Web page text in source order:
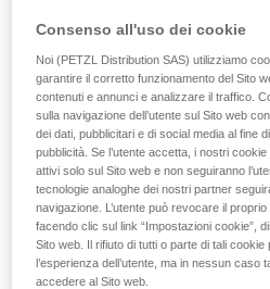
Diffonde una luce di prossimità
Consenso all'uso dei cookie
Noi (PETZL Distribution SAS) utilizziamo
garantire il corretto funzionamento del Sito
contenuti e annunci e analizzare il traffico.
sulla navigazione dell’utente sul Sito web
dei dati, pubblicitari e di social media al fine
pubblicità. Se l’utente accetta, i nostri
attivi solo sul Sito web e non seguiranno
tecnologie analoghe dei nostri partner
navigazione. L’utente può revocare il
facendo clic sul link “Impostazioni cookie”,
Sito web. Il rifiuto di tutti o parte di tali
l’esperienza dell’utente, ma in nessun caso
accedere al Sito web.